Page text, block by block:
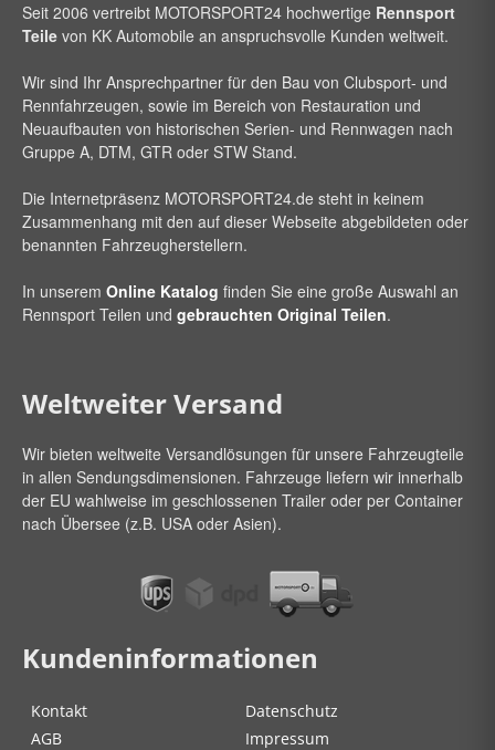
Seit 2006 vertreibt MOTORSPORT24 hochwertige Rennsport
Teile von KK Automobile an anspruchsvolle Kunden weltweit.
Wir sind Ihr Ansprechpartner für den Bau von Clubsport- und
Rennfahrzeugen, sowie im Bereich von Restauration und
Neuaufbauten von historischen Serien- und Rennwagen nach
Gruppe A, DTM, GTR oder STW Stand.
Die Internetpräsenz MOTORSPORT24.de steht in keinem
Zusammenhang mit den auf dieser Webseite abgebildeten oder
benannten Fahrzeugherstellern.
In unserem Online Katalog finden Sie eine große Auswahl an
Rennsport Teilen und gebrauchten Original Teilen.
Weltweiter Versand
Wir bieten weltweite Versandlösungen für unsere Fahrzeugteile
in allen Sendungsdimensionen. Fahrzeuge liefern wir innerhalb
der EU wahlweise im geschlossenen Trailer oder per Container
nach Übersee (z.B. USA oder Asien).
Kundeninformationen
Kontakt
Datenschutz
AGB
Impressum